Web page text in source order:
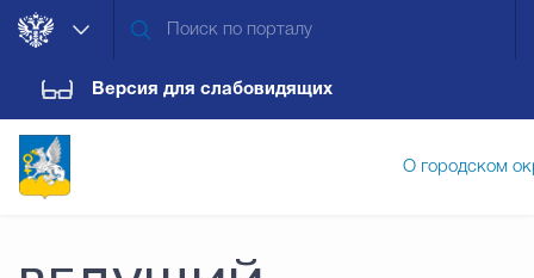
Версия для слабовидящих
О городском